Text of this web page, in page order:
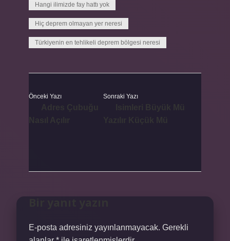
Hangi ilimizde fay hattı yok
Hiç deprem olmayan yer neresi
Türkiyenin en tehlikeli deprem bölgesi neresi
Önceki Yazı Sonraki Yazı
E-posta adresiniz yayınlanmayacak. Gerekli